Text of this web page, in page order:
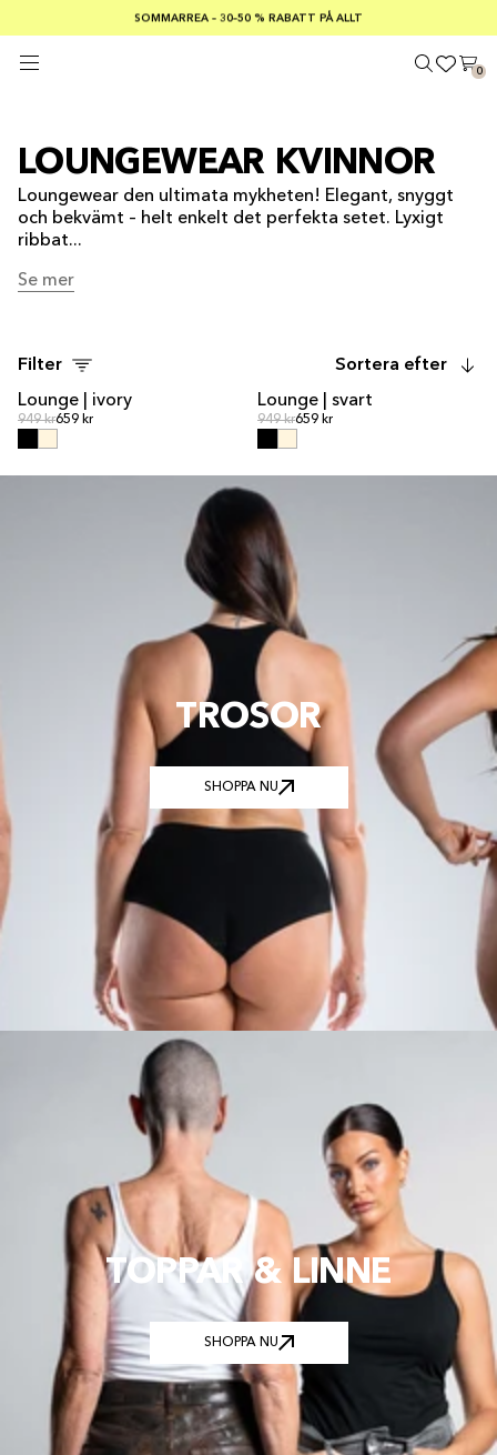
SOMMARREA – 30–50 % RABATT PÅ ALLT
FRI FRAKT PÅ KÖP ÖVER €100
Säker betalning med
0
LOUNGEWEAR KVINNOR
Loungewear den ultimata mykheten! Elegant, snyggt
och bekvämt – helt enkelt det perfekta setet. Lyxigt
ribbat...
Se mer
Filter Sortera efter
REA
Lounge | ivory
Ordinarie pris
949 krOrdinarie pris
659 kr
REA
Lounge | svart
Ordinarie pris
949 krOrdinarie pris
659 kr
TROSOR
SHOPPA NU
TOPPAR & LINNE
SHOPPA NU